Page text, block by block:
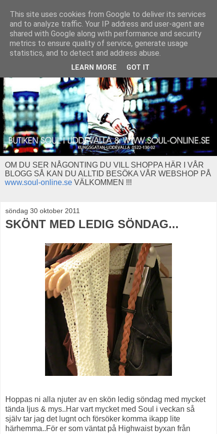
OM DU SER NÅGONTING DU VILL SHOPPA HÄR I VÅR
BLOGG SÅ KAN DU ALLTID BESÖKA VÅR WEBSHOP PÅ
www.soul-online.se VÄLKOMMEN !!!
söndag 30 oktober 2011
SKÖNT MED LEDIG SÖNDAG...
Hoppas ni alla njuter av en skön ledig söndag med mycket
tända ljus & mys..Har vart mycket med Soul i veckan så
själv tar jag det lugnt och försöker komma ikapp lite
härhemma..För er som väntat på Highwaist byxan från
This site uses cookies from Google to deliver its services
and to analyze traffic. Your IP address and user-agent are
shared with Google along with performance and security
metrics to ensure quality of service, generate usage
statistics, and to detect and address abuse.
LEARN MORE GOT IT